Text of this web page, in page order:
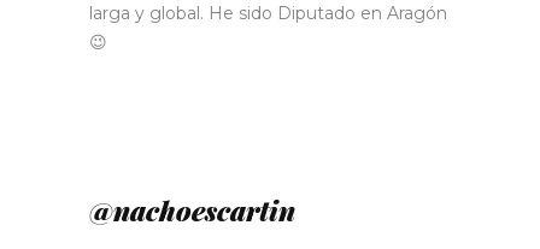
larga y global. He sido Diputado en Aragón
😉
@nachoescartin